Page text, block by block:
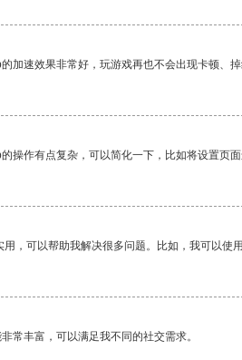
加速效果非常好，玩游戏再也不会出现卡顿、
操作有点复杂，可以简化一下，比如将设置页面
用，可以帮助我解决很多问题。比如，我可以使
常丰富，可以满足我不同的社交需求。